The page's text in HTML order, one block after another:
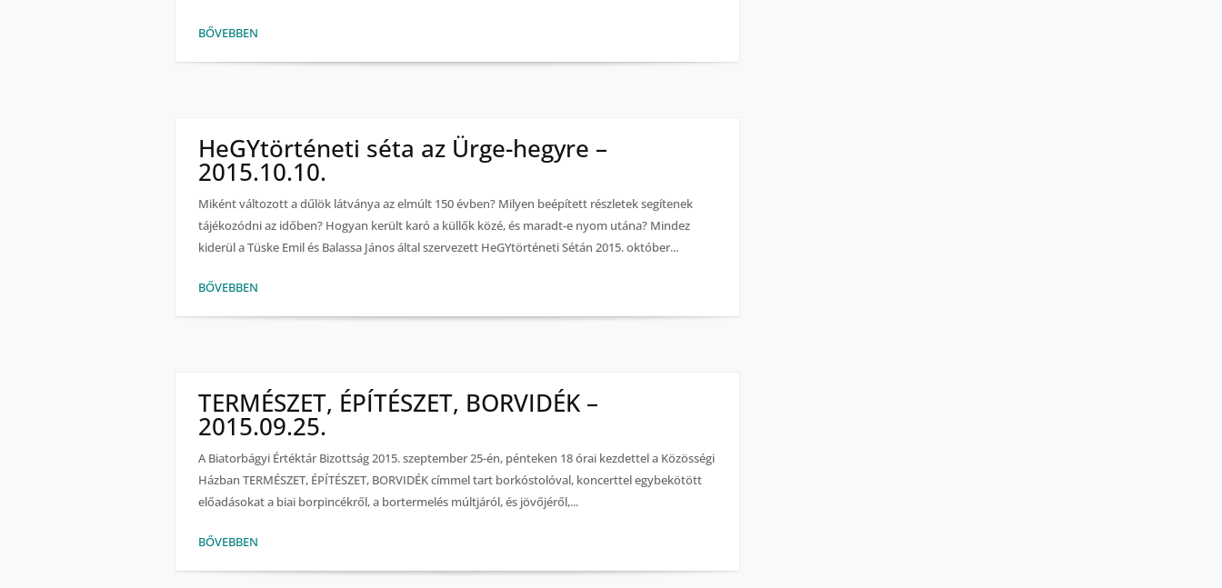
BŐVEBBEN
HeGYtörténeti séta az Ürge-hegyre –
2015.10.10.
Miként változott a dűlök látványa az elmúlt 150 évben? Milyen beépített részletek segítenek
tájékozódni az időben? Hogyan került karó a küllők közé, és maradt-e nyom utána? Mindez
kiderül a Tüske Emil és Balassa János által szervezett HeGYtörténeti Sétán 2015. október...
BŐVEBBEN
TERMÉSZET, ÉPÍTÉSZET, BORVIDÉK –
2015.09.25.
A Biatorbágyi Értéktár Bizottság 2015. szeptember 25-én, pénteken 18 órai kezdettel a Közösségi
Házban TERMÉSZET, ÉPÍTÉSZET, BORVIDÉK címmel tart borkóstolóval, koncerttel egybekötött
előadásokat a biai borpincékről, a bortermelés múltjáról, és jövőjéről,...
BŐVEBBEN